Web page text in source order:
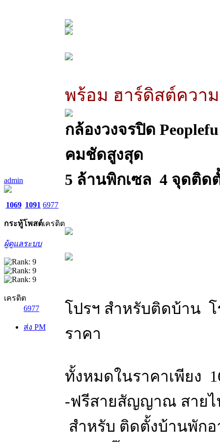
admin
1069
กระทู้
1091
โพสต์
6977
เครดิต
ผู้ดูแลระบบ
เครดิต
6977
ส่ง PM
พร้อม ฮาร์ดิสต์ความ
กล้องวงจรปิด
คมชัดสูงสุด
5 ล้านพิกเซล 4 จุดติด
โปรฯ สำหรับติดบ้าน
ราคา
ทั้งหมดในราคาเพียง
-ฟรีสายสัญญาณ สาย
สำหรับ ติดตั้งบ้านพัก